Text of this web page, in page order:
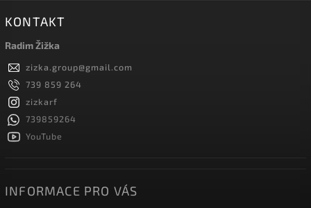
KONTAKT
Radim Žižka
zizka.group@gmail.com
739 859 264
zizkarf
739859264
YouTube
INFORMACE PRO VÁS